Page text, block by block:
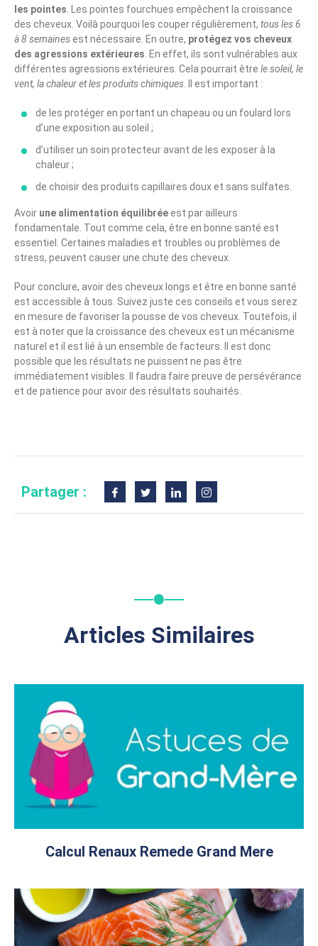
les pointes. Les pointes fourchues empêchent la croissance
des cheveux. Voilà pourquoi les couper régulièrement, tous les 6
à 8 semainesest nécessaire. En outre, protégez vos cheveux
des agressions extérieures. En effet, ils sont vulnérables aux
différentes agressions extérieures. Cela pourrait être le soleil, le
vent, la chaleur et les produits chimiques. Il est important :
de les protéger en portant un chapeau ou un foulard lors
d’une exposition au soleil ;
d’utiliser un soin protecteur avant de les exposer à la
chaleur ;
de choisir des produits capillaires doux et sans sulfates.
Avoir une alimentation équilibréeest par ailleurs
fondamentale. Tout comme cela, être en bonne santé est
essentiel. Certaines maladies et troubles ou problèmes de
stress, peuvent causer une chute des cheveux.
Pour conclure, avoir des cheveux longs et être en bonne santé
est accessible à tous. Suivez juste ces conseils et vous serez
en mesure de favoriser la pousse de vos cheveux. Toutefois, il
est à noter que la croissance des cheveux est un mécanisme
naturel et il est lié à un ensemble de facteurs. Il est donc
possible que les résultats ne puissent ne pas être
immédiatement visibles. Il faudra faire preuve de persévérance
et de patience pour avoir des résultats souhaités.
Partager :
Articles Similaires
Calcul Renaux Remede Grand Mere